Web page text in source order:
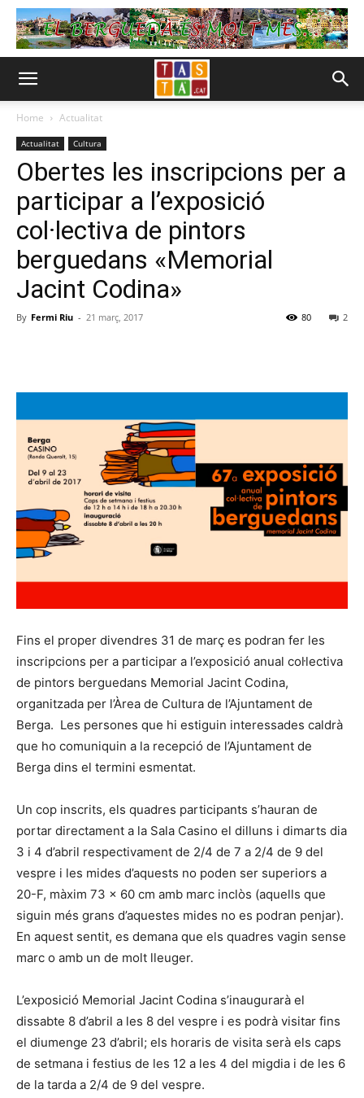
Home Actualitat
Actualitat Cultura
Obertes les inscripcions per a
participar a l’exposició
col·lectiva de pintors
berguedans «Memorial
Jacint Codina»
By Fermi Riu - 21 març, 2017 2
80
Fins el proper divendres 31 de març es podran fer les
inscripcions per a participar a l’exposició anual col·lectiva
de pintors berguedans Memorial Jacint Codina,
organitzada per l’Àrea de Cultura de l’Ajuntament de
Berga. Les persones que hi estiguin interessades caldrà
que ho comuniquin a la recepció de l’Ajuntament de
Berga dins el termini esmentat.
Un cop inscrits, els quadres participants s’hauran de
portar directament a la Sala Casino el dilluns i dimarts dia
3 i 4 d’abril respectivament de 2/4 de 7 a 2/4 de 9 del
vespre i les mides d’aquests no poden ser superiors a
20-F, màxim 73 x 60 cm amb marc inclòs (aquells que
siguin més grans d’aquestes mides no es podran penjar).
En aquest sentit, es demana que els quadres vagin sense
marc o amb un de molt lleuger.
L’exposició Memorial Jacint Codina s’inaugurarà el
dissabte 8 d’abril a les 8 del vespre i es podrà visitar fins
el diumenge 23 d’abril; els horaris de visita serà els caps
de setmana i festius de les 12 a les 4 del migdia i de les 6
de la tarda a 2/4 de 9 del vespre.